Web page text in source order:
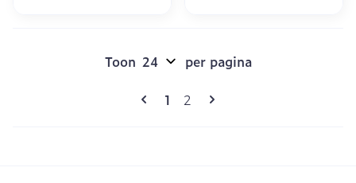
Pagina's
U lees momenteel pagina
1 Pagina
2
Toon per pagina